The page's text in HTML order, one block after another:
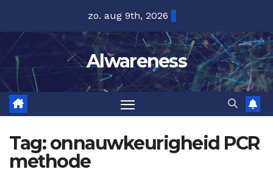
inhoud
zo. aug 9th, 2026
Alwareness
Tag:onnauwkeurigheid PCR
methode